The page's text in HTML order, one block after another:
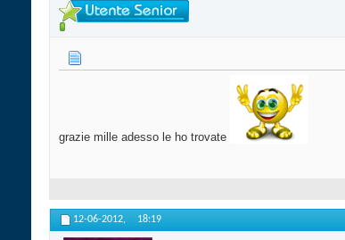
grazie mille adesso le ho trovate
12-06-2012, 18:19